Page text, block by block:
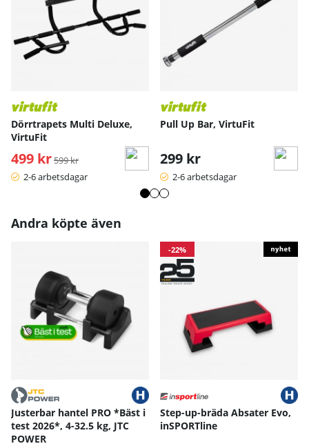
Dörrtrapets Multi Deluxe,
VirtuFit
499 kr Ordinarie pris:
599 kr
2-6 arbetsdagar
Pull Up Bar, VirtuFit
299 kr
2-6 arbetsdagar
Andra köpte även
Justerbar hantel PRO *Bäst i
test 2026*, 4-32.5 kg, JTC
POWER
-22%
Step-up-bräda Absater Evo,
inSPORTline